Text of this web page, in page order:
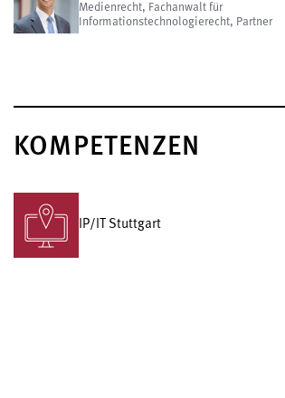
Medienrecht, Fachanwalt für
Informationstechnologierecht, Partner
KOMPETENZEN
IP/IT Stuttgart